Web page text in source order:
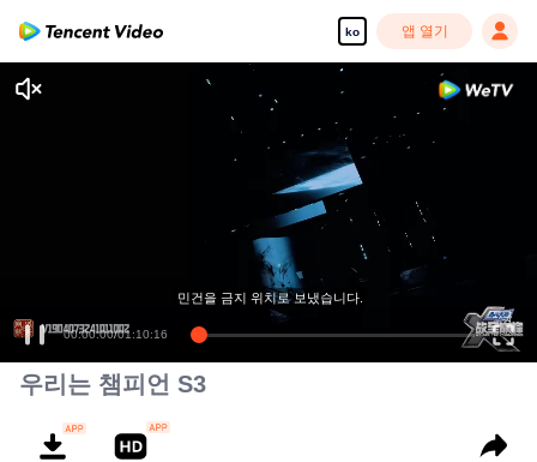
ko 앱 열기
00:00:00/01:10:16
민건을 금지 위치로 보냈습니다.
우리는 챔피언 S3